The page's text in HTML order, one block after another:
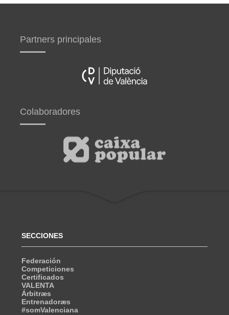
Partners principales
Colaboradores
SECCIONES
Federación
Competiciones
Certificados
VALENTA
Árbitræs
Entrenadoræs
#somValenciana